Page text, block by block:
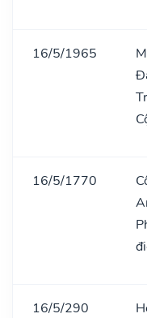
16/5/1965
16/5/1770
16/5/290